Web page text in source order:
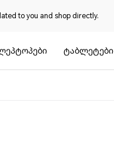
to you and shop directly.
ტაბლეტები